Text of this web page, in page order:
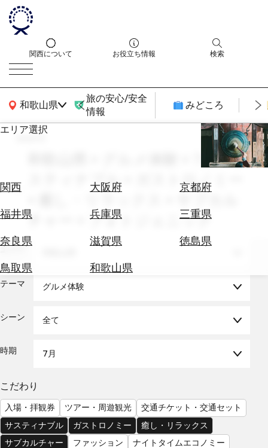
関西について お役立ち情報 検索
和歌山県
関西広域MAP
旅の安心/安全
情報
みどころ
エリア選択
関西 大阪府
京都府
福井県
兵庫県
三重県
奈良県
滋賀県
徳島県
鳥取県
和歌山県
エ
券
テ
を
る
search
和歌山県 × グルメ体験 × 7月 × サ
スティナブル × ガストロノミー
チャー × フォトジェニック
エリア
テーマ グルメ体験
シーン 全て
時期 7月
こだわり
入場・拝観券 ツアー・周遊観光
交通チケット・交通セット
サスティナブル
ガストロノミー
癒し・リラックス
サブカルチャー
ファッション
ナイトタイムエコノミー